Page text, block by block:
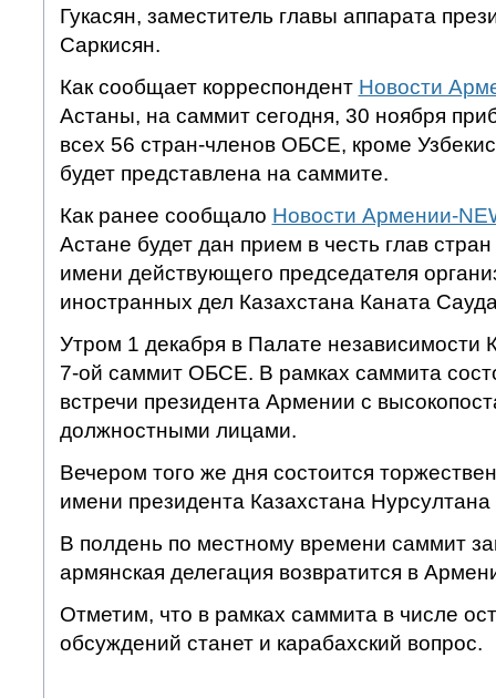
Гукасян, заместитель главы аппарата
Саркисян.
Как сообщает корреспондент Новости
Астаны, на саммит сегодня, 30 ноября
всех 56 стран-членов ОБСЕ, кроме
будет представлена на саммите.
Как ранее сообщало Новости Армении-
Астане будет дан прием в честь глав
имени действующего председателя
иностранных дел Казахстана Каната
Утром 1 декабря в Палате независимости
7-ой саммит ОБСЕ. В рамках саммита
встречи президента Армении с
должностными лицами.
Вечером того же дня состоится
имени президента Казахстана
В полдень по местному времени саммит
армянская делегация возвратится в
Отметим, что в рамках саммита в числе
обсуждений станет и карабахский вопрос.